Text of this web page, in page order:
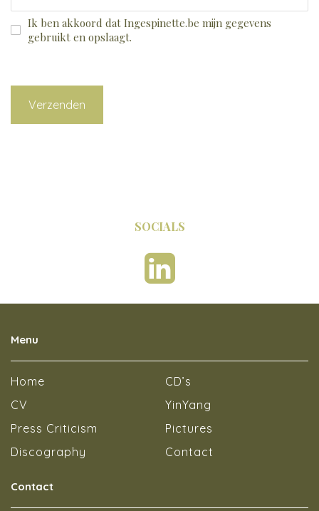
*
Ik ben akkoord dat Ingespinette.be mijn gegevens
gebruikt en opslaagt.
SOCIALS
Menu
Home
CV
Press Criticism
Discography
CD’s
YinYang
Pictures
Contact
Contact